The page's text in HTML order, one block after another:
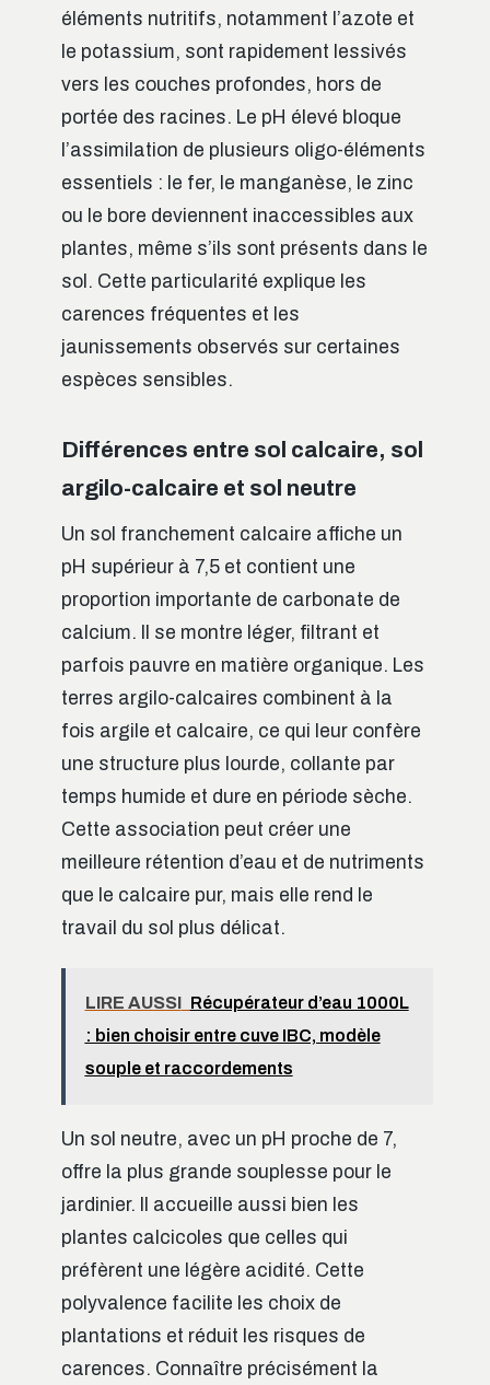
éléments nutritifs, notamment l’azote et
le potassium, sont rapidement lessivés
vers les couches profondes, hors de
portée des racines. Le pH élevé bloque
l’assimilation de plusieurs oligo-éléments
essentiels : le fer, le manganèse, le zinc
ou le bore deviennent inaccessibles aux
plantes, même s’ils sont présents dans le
sol. Cette particularité explique les
carences fréquentes et les
jaunissements observés sur certaines
espèces sensibles.
Différences entre sol calcaire, sol
argilo-calcaire et sol neutre
Un sol franchement calcaire affiche un
pH supérieur à 7,5 et contient une
proportion importante de carbonate de
calcium. Il se montre léger, filtrant et
parfois pauvre en matière organique. Les
terres argilo-calcaires combinent à la
fois argile et calcaire, ce qui leur confère
une structure plus lourde, collante par
temps humide et dure en période sèche.
Cette association peut créer une
meilleure rétention d’eau et de nutriments
que le calcaire pur, mais elle rend le
travail du sol plus délicat.
LIRE AUSSI Récupérateur d’eau 1000L
: bien choisir entre cuve IBC, modèle
souple et raccordements
Un sol neutre, avec un pH proche de 7,
offre la plus grande souplesse pour le
jardinier. Il accueille aussi bien les
plantes calcicoles que celles qui
préfèrent une légère acidité. Cette
polyvalence facilite les choix de
plantations et réduit les risques de
carences. Connaître précisément la